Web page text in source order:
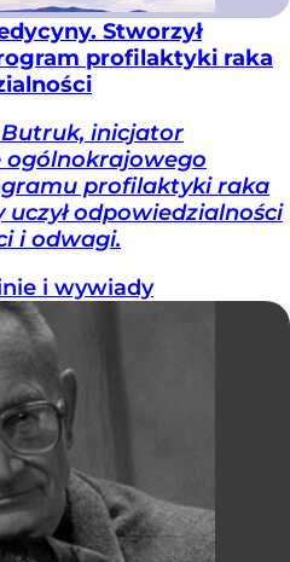
Stworzył
profilaktyki raka
Butruk, inicjator
ogólnokrajowego
profilaktyki raka
odpowiedzialności
i odwagi.
i wywiady